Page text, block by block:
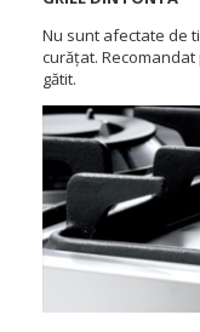
Nu sunt afectate de
curățat.
gătit.